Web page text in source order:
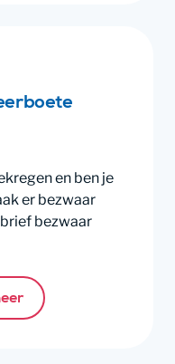
en ben je
er bezwaar
bezwaar